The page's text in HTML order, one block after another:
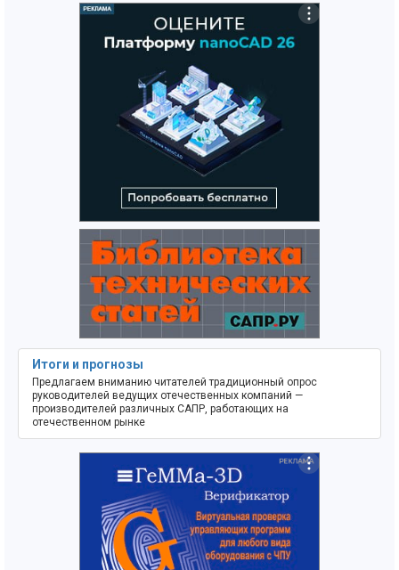
Итоги и прогнозы
Предлагаем вниманию читателей традиционный опрос
руководителей ведущих отечественных компаний —
производителей различных САПР, работающих на
отечественном рынке